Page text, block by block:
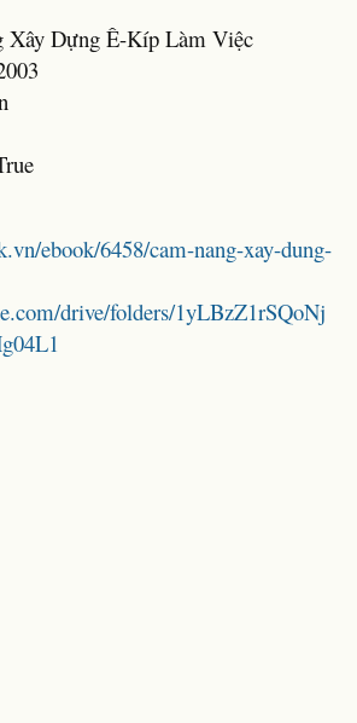
Xây Dựng Ê-Kíp Làm Việc
ebook/6458/cam-nang-xay-dung-
drive/folders/1yLBzZ1rSQoNj